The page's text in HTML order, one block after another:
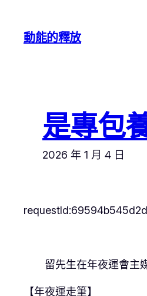
動能的釋放
是專包
2026 年 1 月 4 日
留先生在年夜運會主
【年夜運走筆】